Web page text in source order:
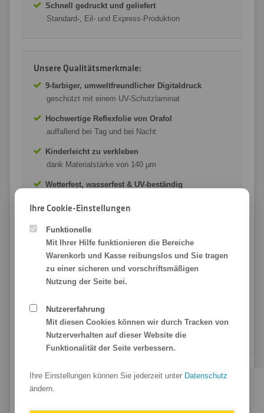
Schnell gedruckt und geliefert
Standard-, Eil- und Express-Produktion
Unsere Qualitätsmerkmale:
9-farbiger, umweltfreundlicher Digitaldruck
geschützt mit einem UV-Schutzlaminat
Hochwertige Reflexfolie von Orafol
auffallend bei Tag und bei Nacht
Kinderleicht zu verkleben
dank Materialstärke von 140 µm
Wetterfest, wasserfest & UV-beständig
mit partiellem Weißdruck für coole Effekte
Ihre Cookie-Einstellungen
Funktionelle
Mit Ihrer Hilfe funktionieren die Bereiche
Warenkorb und Kasse reibungslos und Sie tragen
zu einer sicheren und vorschriftsmäßigen
Nutzung der Seite bei.
Nutzererfahrung
Mit diesen Cookies können wir durch Tracken von
Nutzerverhalten auf dieser Website die
Funktionalität der Seite verbessern.
Ihre Einstellungen können Sie jederzeit unter Datenschutz
ändern.